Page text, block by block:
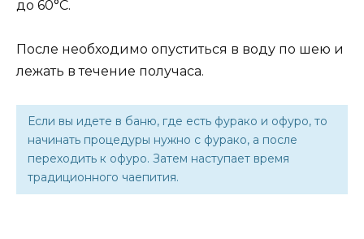
до 60°С.
После необходимо опуститься в воду по шею и
лежать в течение получаса.
Если вы идете в баню, где есть фурако и офуро, то
начинать процедуры нужно с фурако, а после
переходить к офуро. Затем наступает время
традиционного чаепития.